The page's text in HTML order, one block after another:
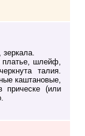
платье, шлейф,
талия.
каштановые,
прическе (или